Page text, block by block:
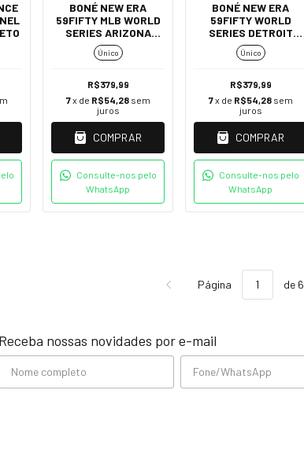
BONÉ NEW ERA
59FIFTY MLB WORLD
SERIES ARIZONA
DIAMONDBACKS -
ROXO
Único
R$379,99
7x de R$54,28 sem
juros
COMPRAR
Consulte-nos pelo
WhatsApp
BONÉ NEW ERA
59FIFTY WORLD
SERIES DETROIT
TIGER - PRETO
Único
R$379,99
7x de R$54,28 sem
juros
COMPRAR
Consulte-nos pelo
WhatsApp
Página de 6
Receba nossas novidades por e-mail